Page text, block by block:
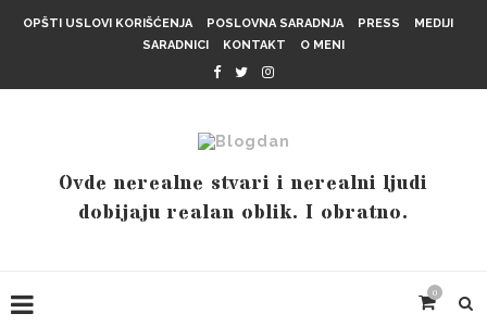
OPŠTI USLOVI KORIŠĆENJA POSLOVNA SARADNJA PRESS
MEDIJI
SARADNICI
KONTAKT O MENI
Ovde nerealne stvari i nerealni ljudi
dobijaju realan oblik. I obratno.
0